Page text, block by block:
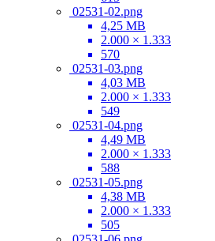
02531-02.png
4,25 MB
2.000 × 1.333
570
02531-03.png
4,03 MB
2.000 × 1.333
549
02531-04.png
4,49 MB
2.000 × 1.333
588
02531-05.png
4,38 MB
2.000 × 1.333
505